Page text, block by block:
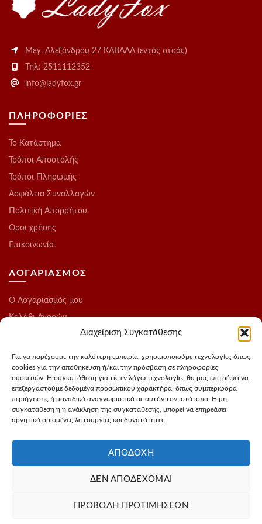
Διαχείριση Συγκατάθεσης
Για να παρέχουμε την καλύτερη εμπειρία, χρησιμοποιούμε τεχνολογίες όπως
cookies για την αποθήκευση ή/και την πρόσβαση σε πληροφορίες
συσκευών. Η συγκατάθεση για τις εν λόγω τεχνολογίες θα μας επιτρέψει να
επεξεργαστούμε δεδομένα προσωπικού χαρακτήρα, όπως συμπεριφορά
περιήγησης ή μοναδικά αναγνωριστικά σε αυτόν τον ιστότοπο. Η μη
συγκατάθεση ή η ανάκληση της συγκατάθεσης, μπορεί να επηρεάσει
αρνητικά ορισμένες λειτουργίες και δυνατότητες.
ΑΠΟΔΟΧΉ
ΔΕΝ ΑΠΟΔΈΧΟΜΑΙ
ΠΡΟΒΟΛΉ ΠΡΟΤΙΜΉΣΕΩΝ
Μεγ. Αλεξάνδρου 27 ΚΑΒΑΛΑ (εντός στοάς)
Τηλ: 2511112352
info@ladyfox.gr
ΠΛΗΡΟΦΟΡΙΕΣ
Το Kατάστημα
Τρόποι Αποστολής
Τρόποι Πληρωμής
Ασφάλεια Συναλλαγών
Πολιτική Απορρήτου
Οροι χρήσης
Επικοινωνία
ΛΟΓΑΡΙΑΣΜΟΣ
O Λογαριασμός μου
Καλάθι Αγορών
Ολοκλήρωση Παραγγελίας
Blog
ΑΚΟΛΟΥΘΗΣΤΕ ΜΑΣ
Instagram
FaceBook
MyIP